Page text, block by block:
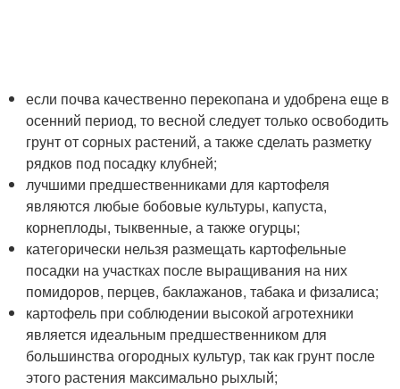
если почва качественно перекопана и удобрена еще в
осенний период, то весной следует только освободить
грунт от сорных растений, а также сделать разметку
рядков под посадку клубней;
лучшими предшественниками для картофеля
являются любые бобовые культуры, капуста,
корнеплоды, тыквенные, а также огурцы;
категорически нельзя размещать картофельные
посадки на участках после выращивания на них
помидоров, перцев, баклажанов, табака и физалиса;
картофель при соблюдении высокой агротехники
является идеальным предшественником для
большинства огородных культур, так как грунт после
этого растения максимально рыхлый;